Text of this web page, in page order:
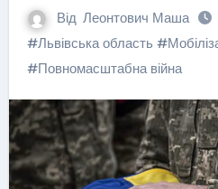
Від Леонтович Маша
#Львівська область #
#Повномасштабна війна